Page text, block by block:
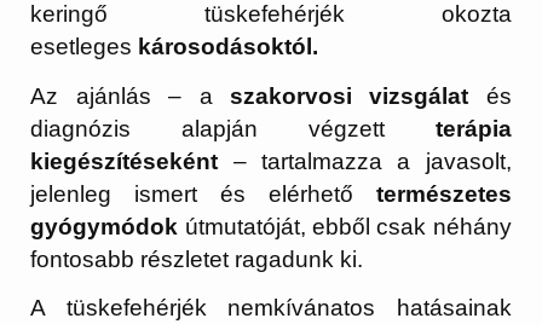
keringő tüskefehérjék okozta
esetleges károsodásoktól.
Az ajánlás – a szakorvosi vizsgálat és
diagnózis alapján végzett terápia
kiegészítéseként – tartalmazza a javasolt,
jelenleg ismert és elérhető természetes
gyógymódok útmutatóját, ebből csak néhány
fontosabb részletet ragadunk ki.
A tüskefehérjék nemkívánatos hatásainak